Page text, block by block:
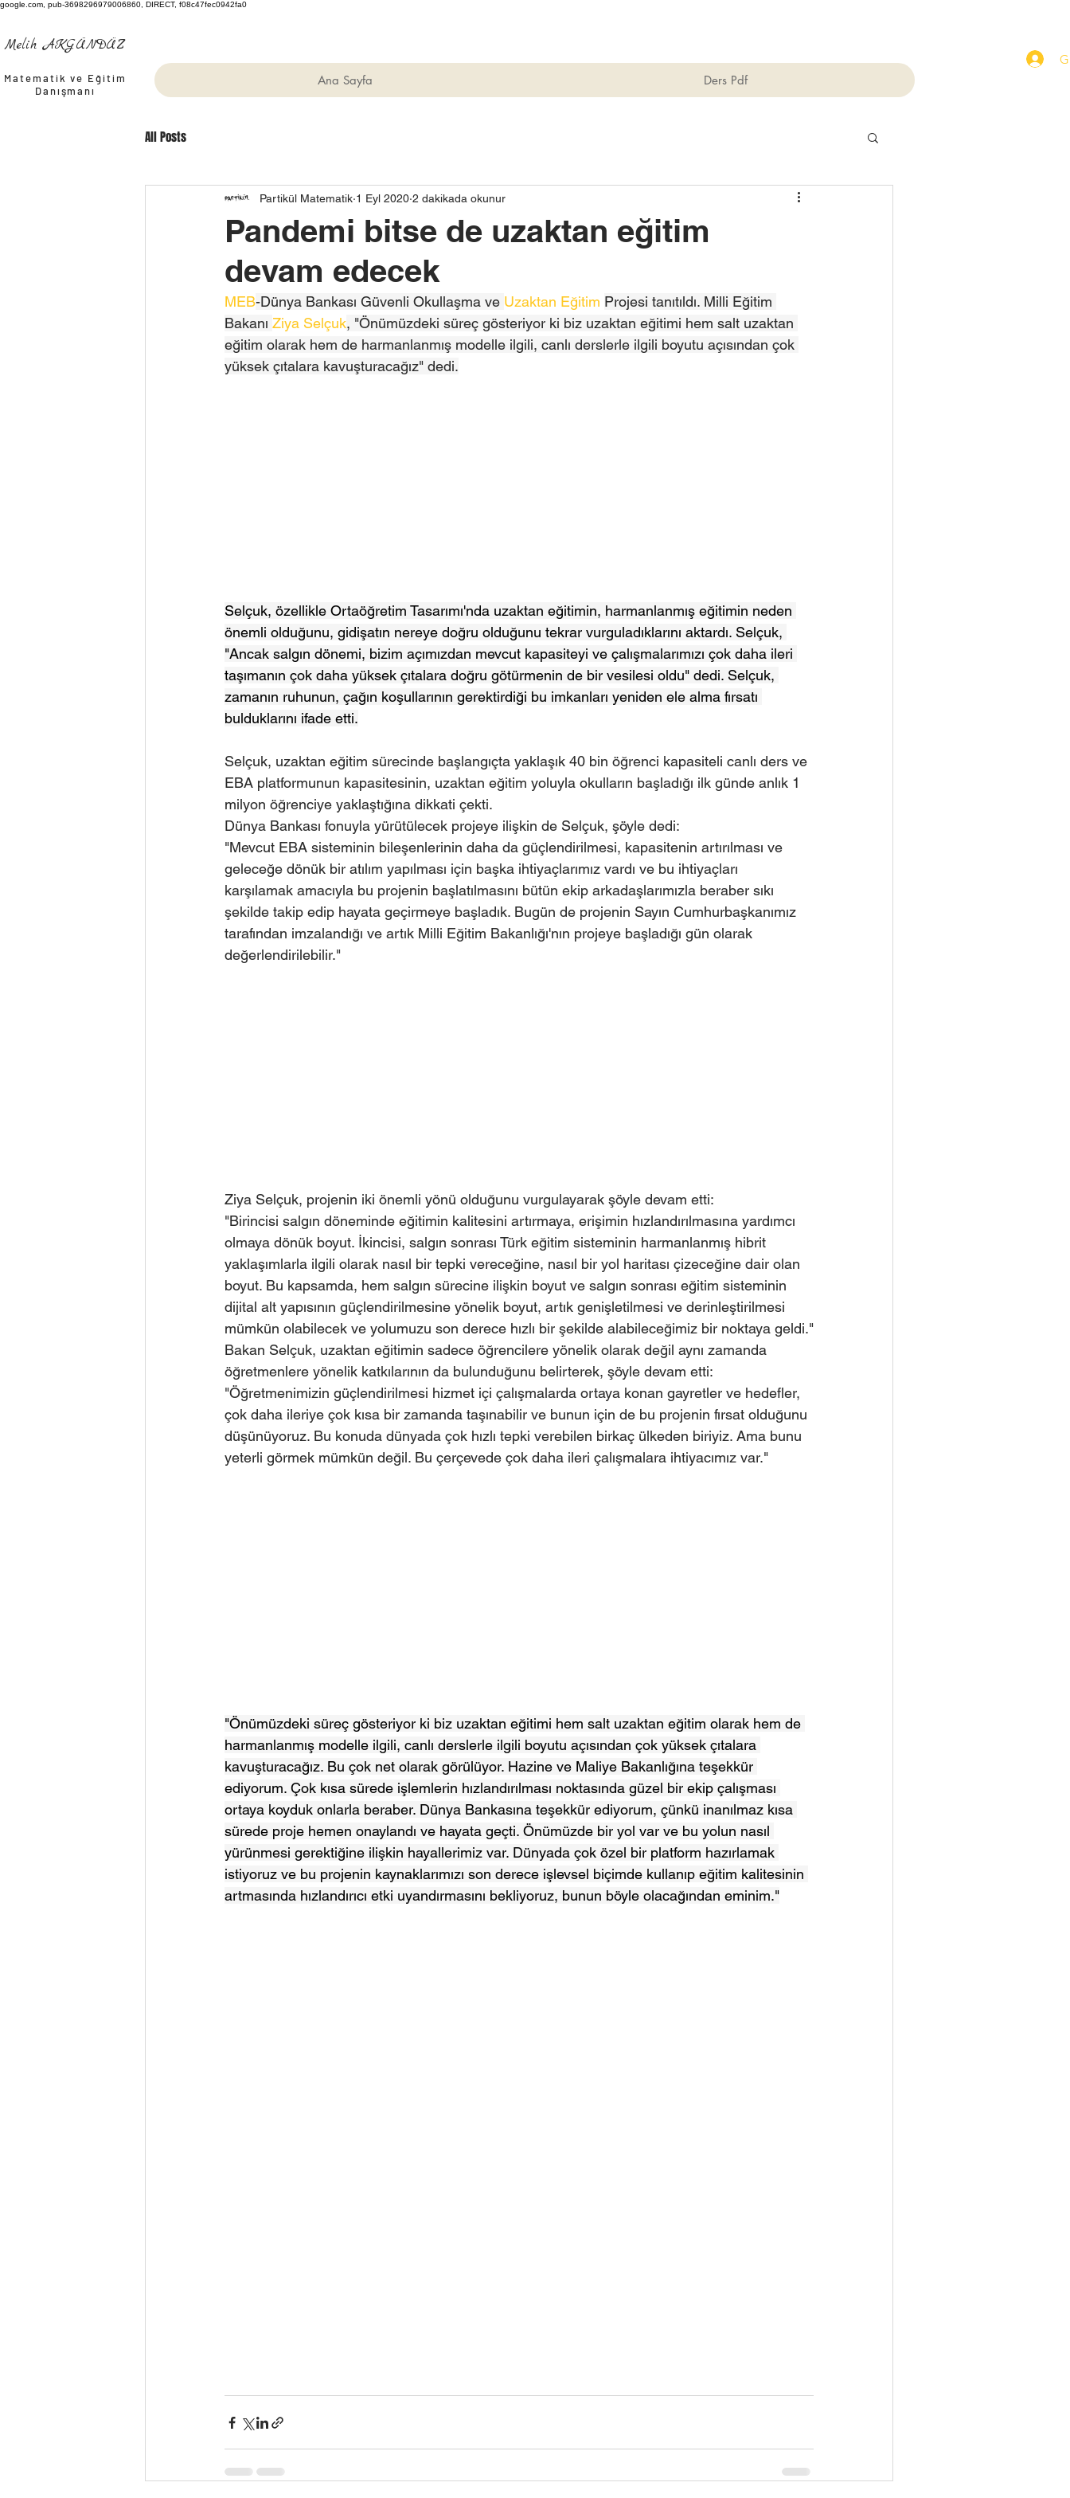
google.com, pub-3698296979006860, DIRECT, f08c47fec0942fa0
Melih AKGÜNDÜZ
Matematik ve Eğitim
Danışmanı
Ana Sayfa Ders Pdf
All Posts
Pandemi bitse de uzaktan eğitim
devam edecek
Partikül Matematik 1 Eyl 2020 2 dakikada okunur
MEB-Dünya Bankası Güvenli Okullaşma ve Uzaktan Eğitim Projesi tanıtıldı. Milli Eğitim
Bakanı Ziya Selçuk, "Önümüzdeki süreç gösteriyor ki biz uzaktan eğitimi hem salt uzaktan
eğitim olarak hem de harmanlanmış modelle ilgili, canlı derslerle ilgili boyutu açısından çok
yüksek çıtalara kavuşturacağız" dedi.
Selçuk, özellikle Ortaöğretim Tasarımı'nda uzaktan eğitimin, harmanlanmış eğitimin neden
önemli olduğunu, gidişatın nereye doğru olduğunu tekrar vurguladıklarını aktardı. Selçuk,
"Ancak salgın dönemi, bizim açımızdan mevcut kapasiteyi ve çalışmalarımızı çok daha ileri
taşımanın çok daha yüksek çıtalara doğru götürmenin de bir vesilesi oldu" dedi. Selçuk,
zamanın ruhunun, çağın koşullarının gerektirdiği bu imkanları yeniden ele alma fırsatı
bulduklarını ifade etti.
Selçuk, uzaktan eğitim sürecinde başlangıçta yaklaşık 40 bin öğrenci kapasiteli canlı ders ve
EBA platformunun kapasitesinin, uzaktan eğitim yoluyla okulların başladığı ilk günde anlık 1
milyon öğrenciye yaklaştığına dikkati çekti.
Dünya Bankası fonuyla yürütülecek projeye ilişkin de Selçuk, şöyle dedi:
"Mevcut EBA sisteminin bileşenlerinin daha da güçlendirilmesi, kapasitenin artırılması ve
geleceğe dönük bir atılım yapılması için başka ihtiyaçlarımız vardı ve bu ihtiyaçları
karşılamak amacıyla bu projenin başlatılmasını bütün ekip arkadaşlarımızla beraber sıkı
şekilde takip edip hayata geçirmeye başladık. Bugün de projenin Sayın Cumhurbaşkanımız
tarafından imzalandığı ve artık Milli Eğitim Bakanlığı'nın projeye başladığı gün olarak
değerlendirilebilir."
Ziya Selçuk, projenin iki önemli yönü olduğunu vurgulayarak şöyle devam etti:
"Birincisi salgın döneminde eğitimin kalitesini artırmaya, erişimin hızlandırılmasına yardımcı
olmaya dönük boyut. İkincisi, salgın sonrası Türk eğitim sisteminin harmanlanmış hibrit
yaklaşımlarla ilgili olarak nasıl bir tepki vereceğine, nasıl bir yol haritası çizeceğine dair olan
boyut. Bu kapsamda, hem salgın sürecine ilişkin boyut ve salgın sonrası eğitim sisteminin
dijital alt yapısının güçlendirilmesine yönelik boyut, artık genişletilmesi ve derinleştirilmesi
mümkün olabilecek ve yolumuzu son derece hızlı bir şekilde alabileceğimiz bir noktaya geldi."
Bakan Selçuk, uzaktan eğitimin sadece öğrencilere yönelik olarak değil aynı zamanda
öğretmenlere yönelik katkılarının da bulunduğunu belirterek, şöyle devam etti:
"Öğretmenimizin güçlendirilmesi hizmet içi çalışmalarda ortaya konan gayretler ve hedefler,
çok daha ileriye çok kısa bir zamanda taşınabilir ve bunun için de bu projenin fırsat olduğunu
düşünüyoruz. Bu konuda dünyada çok hızlı tepki verebilen birkaç ülkeden biriyiz. Ama bunu
yeterli görmek mümkün değil. Bu çerçevede çok daha ileri çalışmalara ihtiyacımız var."
"Önümüzdeki süreç gösteriyor ki biz uzaktan eğitimi hem salt uzaktan eğitim olarak hem de
harmanlanmış modelle ilgili, canlı derslerle ilgili boyutu açısından çok yüksek çıtalara
kavuşturacağız. Bu çok net olarak görülüyor. Hazine ve Maliye Bakanlığına teşekkür
ediyorum. Çok kısa sürede işlemlerin hızlandırılması noktasında güzel bir ekip çalışması
ortaya koyduk onlarla beraber. Dünya Bankasına teşekkür ediyorum, çünkü inanılmaz kısa
sürede proje hemen onaylandı ve hayata geçti. Önümüzde bir yol var ve bu yolun nasıl
yürünmesi gerektiğine ilişkin hayallerimiz var. Dünyada çok özel bir platform hazırlamak
istiyoruz ve bu projenin kaynaklarımızı son derece işlevsel biçimde kullanıp eğitim kalitesinin
artmasında hızlandırıcı etki uyandırmasını bekliyoruz, bunun böyle olacağından eminim."